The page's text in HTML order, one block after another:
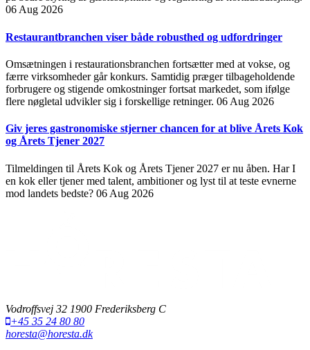
06 Aug 2026
Restaurantbranchen viser både robusthed og udfordringer
Omsætningen i restaurationsbranchen fortsætter med at vokse, og
færre virksomheder går konkurs. Samtidig præger tilbageholdende
forbrugere og stigende omkostninger fortsat markedet, som ifølge
flere nøgletal udvikler sig i forskellige retninger. 06 Aug 2026
Giv jeres gastronomiske stjerner chancen for at blive Årets Kok
og Årets Tjener 2027
Tilmeldingen til Årets Kok og Årets Tjener 2027 er nu åben. Har I
en kok eller tjener med talent, ambitioner og lyst til at teste evnerne
mod landets bedste? 06 Aug 2026
Vodroffsvej 32 1900 Frederiksberg C
+45 35 24 80 80
horesta@horesta.dk